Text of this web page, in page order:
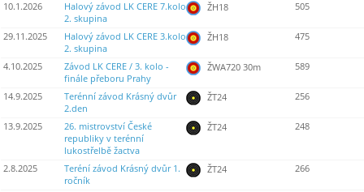
10.1.2026
Halový závod LK CERE 7.kolo
2. skupina
ŽH18 505
29.11.2025
Halový závod LK CERE 3.kolo
2. skupina
ŽH18 475
4.10.2025
Závod LK CERE / 3. kolo -
finále přeboru Prahy
ŽWA720 30m 589
14.9.2025
Terénní závod Krásný dvůr
2.den
ŽT24 256
13.9.2025
26. mistrovství České
republiky v terénní
lukostřelbě žactva
ŽT24 248
2.8.2025
Teréní závod Krásný dvůr 1.
ročník
ŽT24 266